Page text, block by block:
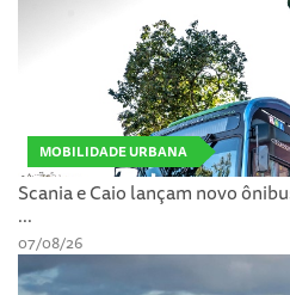
MOBILIDADE URBANA
Scania e Caio lançam novo
...
07/08/26